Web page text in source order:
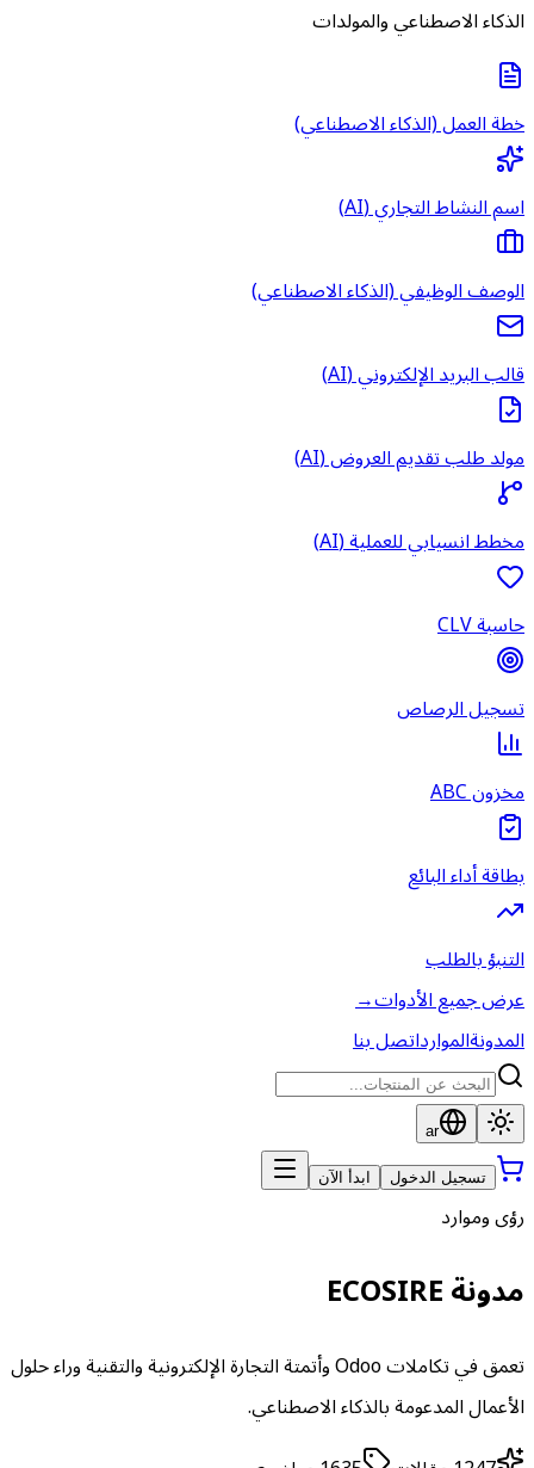
الذكاء الاصطناعي والمولدات
خطة العمل (الذكاء الاصطناعي)
اسم النشاط التجاري (AI)
الوصف الوظيفي (الذكاء الاصطناعي)
قالب البريد الإلكتروني (AI)
مولد طلب تقديم العروض (AI)
مخطط انسيابي للعملية (AI)
حاسبة CLV
تسجيل الرصاص
مخزون ABC
بطاقة أداء البائع
التنبؤ بالطلب
عرض جميع الأدوات→
المدونةالموارداتصل بنا
ar
تسجيل الدخول ابدأ الآن
رؤى وموارد
مدونة ECOSIRE
تعمق في تكاملات Odoo وأتمتة التجارة الإلكترونية والتقنية وراء حلول
الأعمال المدعومة بالذكاء الاصطناعي.